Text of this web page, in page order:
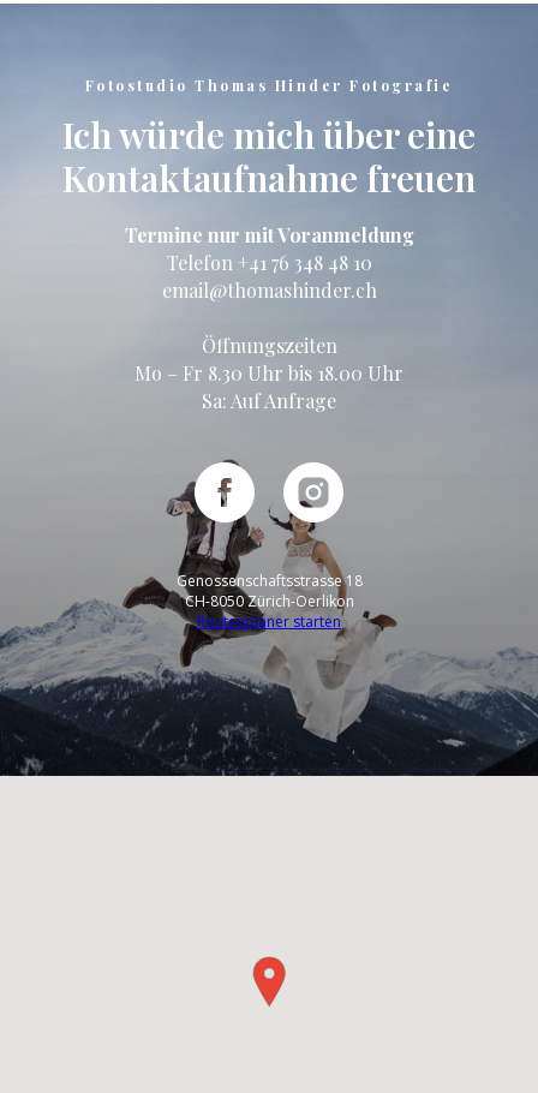
Fotostudio Thomas Hinder Fotografie
Ich würde mich über eine
Kontaktaufnahme freuen
Termine nur mit Voranmeldung
Telefon +41 76 348 48 10
email@thomashinder.ch
Öffnungszeiten
Mo – Fr 8.30 Uhr bis 18.00 Uhr
Sa: Auf Anfrage
Genossenschaftsstrasse 18
CH-8050 Zürich-Oerlikon
Routenplaner starten